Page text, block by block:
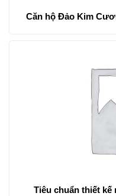
Căn hộ Đảo Kim
Tiêu chuẩn thiết kế